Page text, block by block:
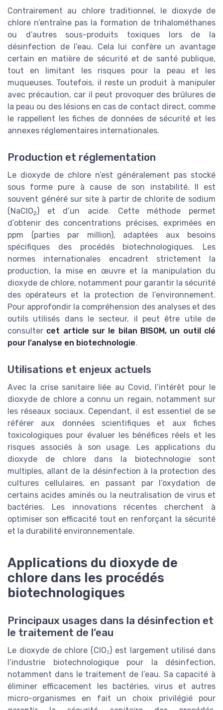
Contrairement au chlore traditionnel, le dioxyde de
chlore n’entraîne pas la formation de trihalométhanes
ou d’autres sous-produits toxiques lors de la
désinfection de l’eau. Cela lui confère un avantage
certain en matière de sécurité et de santé publique,
tout en limitant les risques pour la peau et les
muqueuses. Toutefois, il reste un produit à manipuler
avec précaution, car il peut provoquer des brûlures de
la peau ou des lésions en cas de contact direct, comme
le rappellent les fiches de données de sécurité et les
annexes réglementaires internationales.
Production et réglementation
Le dioxyde de chlore n’est généralement pas stocké
sous forme pure à cause de son instabilité. Il est
souvent généré sur site à partir de chlorite de sodium
(NaClO2) et d’un acide. Cette méthode permet
d’obtenir des concentrations précises, exprimées en
ppm (parties par million), adaptées aux besoins
spécifiques des procédés biotechnologiques. Les
normes internationales encadrent strictement la
production, la mise en œuvre et la manipulation du
dioxyde de chlore, notamment pour garantir la sécurité
des opérateurs et la protection de l’environnement.
Pour approfondir la compréhension des analyses et des
outils utilisés dans le secteur, il peut être utile de
consulter cet article sur le bilan BISOM, un outil clé
pour l’analyse en biotechnologie.
Utilisations et enjeux actuels
Avec la crise sanitaire liée au Covid, l’intérêt pour le
dioxyde de chlore a connu un regain, notamment sur
les réseaux sociaux. Cependant, il est essentiel de se
référer aux données scientifiques et aux fiches
toxicologiques pour évaluer les bénéfices réels et les
risques associés à son usage. Les applications du
dioxyde de chlore dans la biotechnologie sont
multiples, allant de la désinfection à la protection des
cultures cellulaires, en passant par l’oxydation de
certains acides aminés ou la neutralisation de virus et
bactéries. Les innovations récentes cherchent à
optimiser son efficacité tout en renforçant la sécurité
et la durabilité environnementale.
Applications du dioxyde de
chlore dans les procédés
biotechnologiques
Principaux usages dans la désinfection et
le traitement de l’eau
Le dioxyde de chlore (ClO₂) est largement utilisé dans
l’industrie biotechnologique pour la désinfection,
notamment dans le traitement de l’eau. Sa capacité à
éliminer efficacement les bactéries, virus et autres
micro-organismes en fait un choix privilégié pour